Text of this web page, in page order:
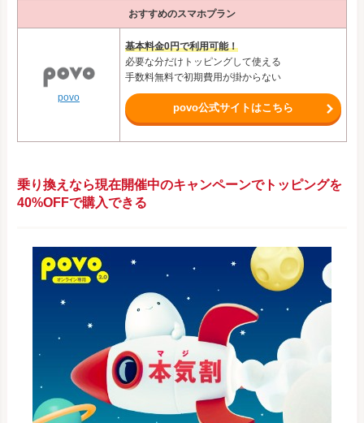
おすすめのスマホプラン
povo
基本料金0円で利用可能！
必要な分だけトッピングして使える
手数料無料で初期費用が掛からない
povo公式サイトはこちら
乗り換えなら現在開催中のキャンペーンでトッピングを
40%OFFで購入できる